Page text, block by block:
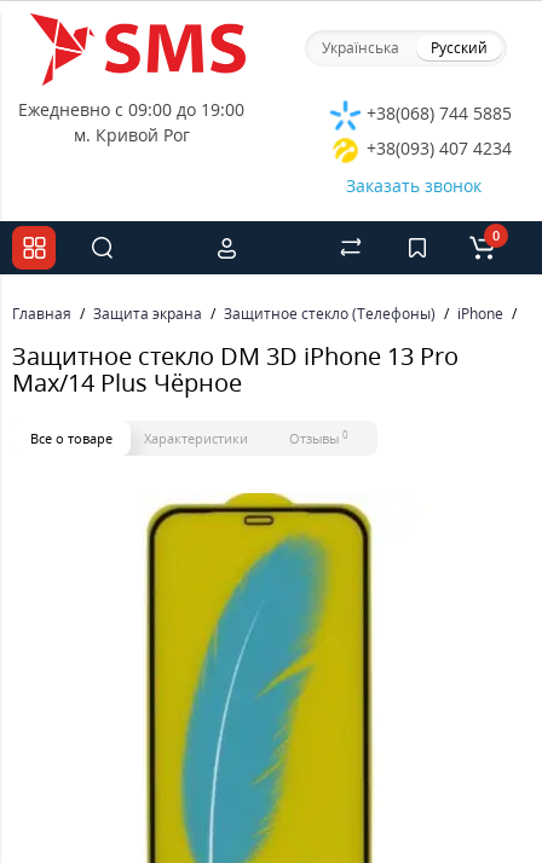
Українська Русский
Ежедневно с 09:00 до 19:00
м. Кривой Рог
+38(068) 744 5885
+38(093) 407 4234
Заказать звонок
0
Главная Защита экрана Защитное стекло (Телефоны) iPhone
Защитное стекло DM 3D iPhone 13 Pro
Max/14 Plus Чёрное
Все о товаре Характеристики Отзывы 0